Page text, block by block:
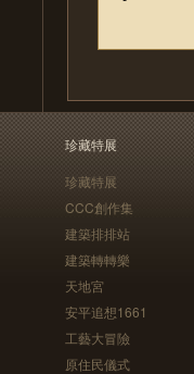
珍藏特展
珍藏特展
CCC創作集
建築排排站
建築轉轉樂
天地宮
安平追想1661
工藝大冒險
原住民儀式